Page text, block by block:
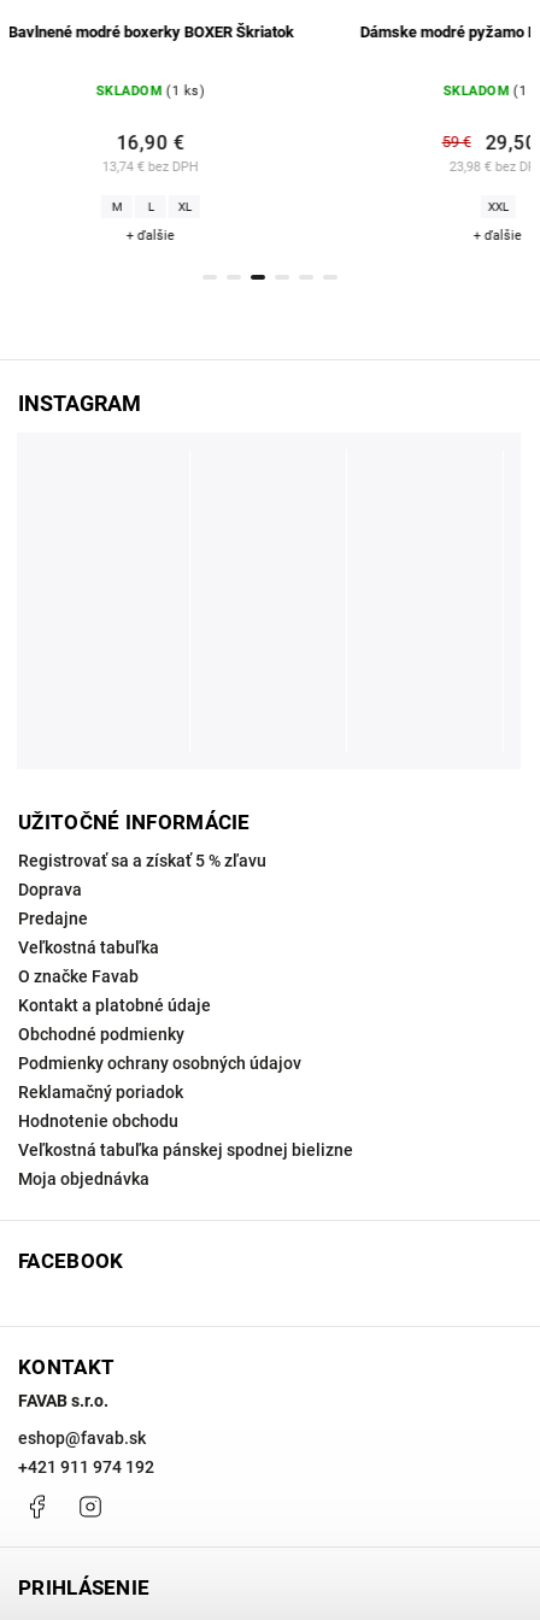
Dámske modré pyžamo LIANA Škriatok
SKLADOM (1 ks)
23,98 € bez DPH
59 € 29,50 €
XXL
+ ďalšie
Krátke modré
MOMENTÁLNE
23,17 €
57 €
UŽITOČNÉ INFORMÁCIE
Registrovať sa a získať 5 % zľavu
Doprava
Predajne
Veľkostná tabuľka
O značke Favab
Kontakt a platobné údaje
Obchodné podmienky
Podmienky ochrany osobných údajov
Reklamačný poriadok
Hodnotenie obchodu
Veľkostná tabuľka pánskej spodnej bielizne
Moja objednávka
FACEBOOK
KONTAKT
FAVAB s.r.o.
eshop@favab.sk
+421 911 974 192
Facebook
PRIHLÁSENIE
INSTAGRAM